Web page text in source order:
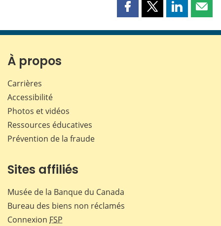
Partager
page
Partager
page
Partager
page page
À propos
Carrières
Accessibilité
Photos et vidéos
Ressources éducatives
Prévention de la fraude
Sites affiliés
Musée de la Banque du Canada
Bureau des biens non réclamés
Connexion FSP